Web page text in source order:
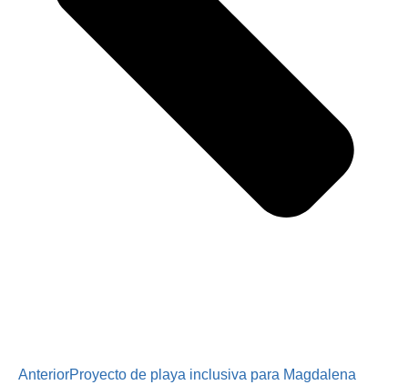
AnteriorProyecto de playa inclusiva para Magdalena